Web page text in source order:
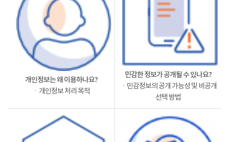
개인정보는 왜 이용하나요?
ㆍ개인정보 처리 목적
민감한 정보가 공개될 수 있나요?
ㆍ민감정보의 공개 가능성 및 비공개
선택 방법